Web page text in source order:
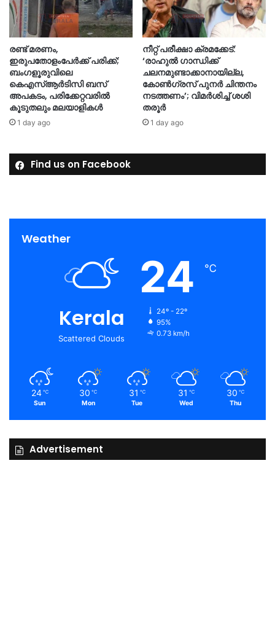
രണ്ട് മരണം,
ഇരുപതോളംപേർക്ക് പരിക്ക്;
ബംഗളൂരുവിലെ
കെഎസ്ആർടിസി ബസ്
അപകടം, പരിക്കേറ്റവരിൽ
കൂടുതലും മലയാളികൾ
1 day ago
നീറ്റ് പരീക്ഷാ ക്രമക്കേട്:
‘രാഹുൽ ഗാന്ധിക്ക്
ചലനമുണ്ടാക്കാനായില്ല,
കോൺഗ്രസ് പുനർ ചിന്തനം
നടത്തണം’; വിമർശിച്ച് ശശി
തരൂർ
1 day ago
Find us on Facebook
Weather
Kerala
Scattered Clouds
24 ℃
24º - 22º
95%
0.73 km/h
24 ℃
Sun
30 ℃
Mon
31 ℃
Tue
31 ℃
Wed
30 ℃
Thu
Advertisement